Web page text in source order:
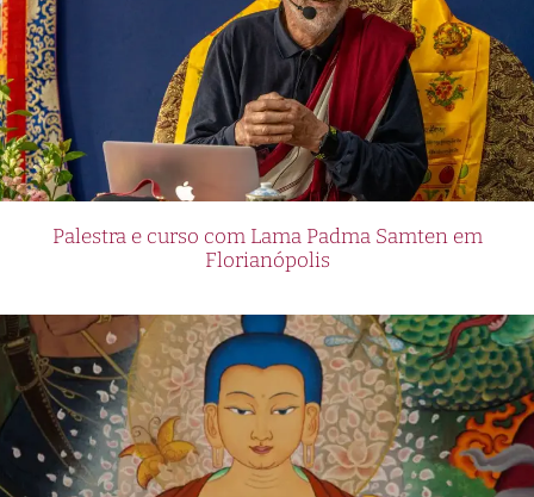
Palestra e curso com Lama Padma Samten em
Florianópolis